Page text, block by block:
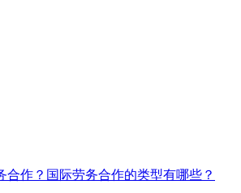
合作？国际劳务合作的类型有哪些？